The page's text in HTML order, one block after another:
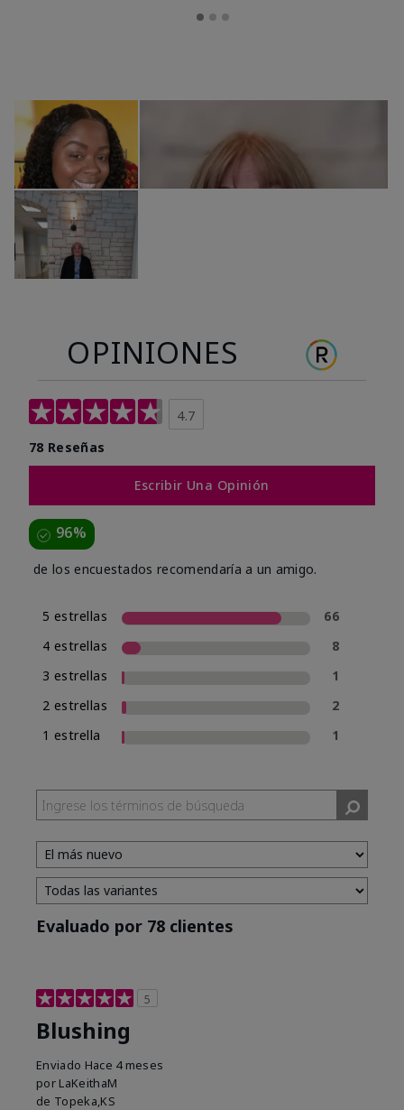
OPINIONES
4.7
78 Reseñas
Escribir Una Opinión
96%
de los encuestados recomendaría a un amigo.
5 estrellas
66
4 estrellas
8
3 estrellas
1
2 estrellas
2
1 estrella
1
Evaluado por 78 clientes
5
Blushing
Enviado Hace 4 meses
por LaKeithaM
de Topeka,KS